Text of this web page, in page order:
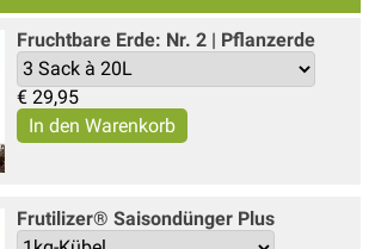
Fruchtbare Erde: Nr. 2 | Pflanzerde
€ 29,95
Frutilizer® Saisondünger Plus